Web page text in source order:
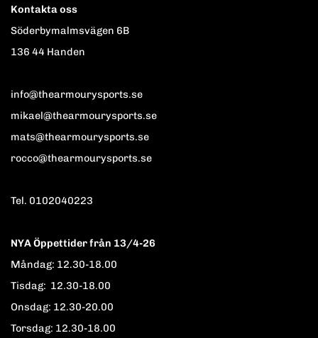
Kontakta oss
Söderbymalmsvägen 6B
136 44 Handen
info@thearmourysports.se
mikael@thearmourysports.se
mats@thearmourysports.se
rocco@thearmourysports.se
Tel. 0102040223
NYA Öppettider från 13/4-26
Måndag: 12.30-18.00
Tisdag: 12.30-18.00
Onsdag: 12.30-20.00
Torsdag: 12.30-18.00